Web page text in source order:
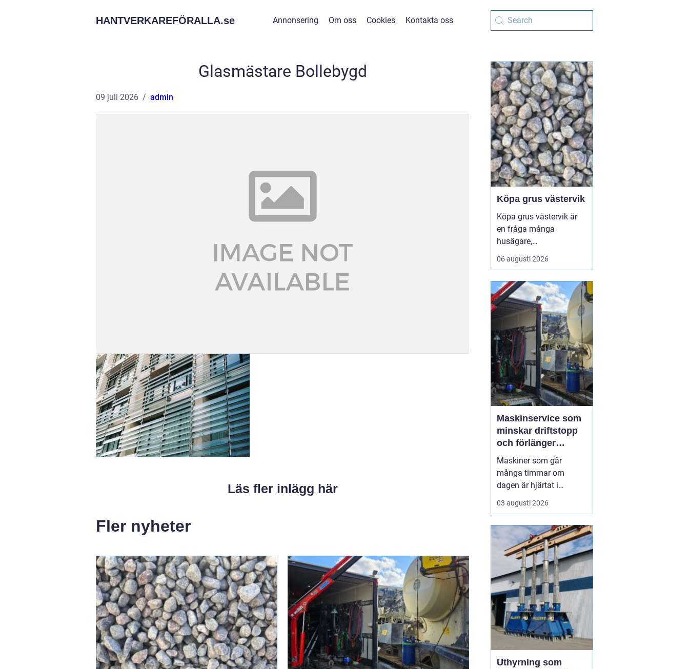
HANTVERKAREFÖRALLA.se Annonsering Om oss Cookies Kontakta oss
Glasmästare Bollebygd
09 juli 2026 admin
Läs fler inlägg här
Fler nyheter
Köpa grus västervik
Köpa grus västervik är
en fråga många
husägare,
markentreprenörer och
fritidshusägare i
när nya projekt ska i
gång. Rätt sorts grus gör
skillnad för allt från en
enkel trädgårdsgång till
en tungt trafikerad
uppfart eller en s...
06 augusti 2026
Maskinservice som
minskar driftstopp
och förlänger
livslängden
Maskiner som går
många timmar om
dagen är hjärtat i
entreprenad, skog och
lantbruk. När de stannar,
genomtänkt
maskinservice intebara
en kostnad, utan ett sätt
a...
03 augusti 2026
Uthyrning som